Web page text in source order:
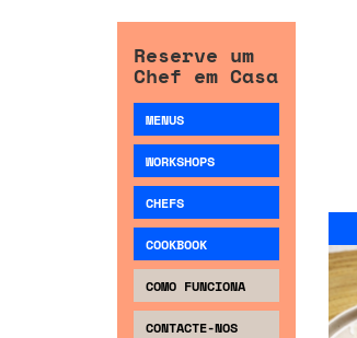
Reserve um
Chef em Casa
MENUS
WORKSHOPS
CHEFS
COOKBOOK
COMO FUNCIONA
CONTACTE-NOS